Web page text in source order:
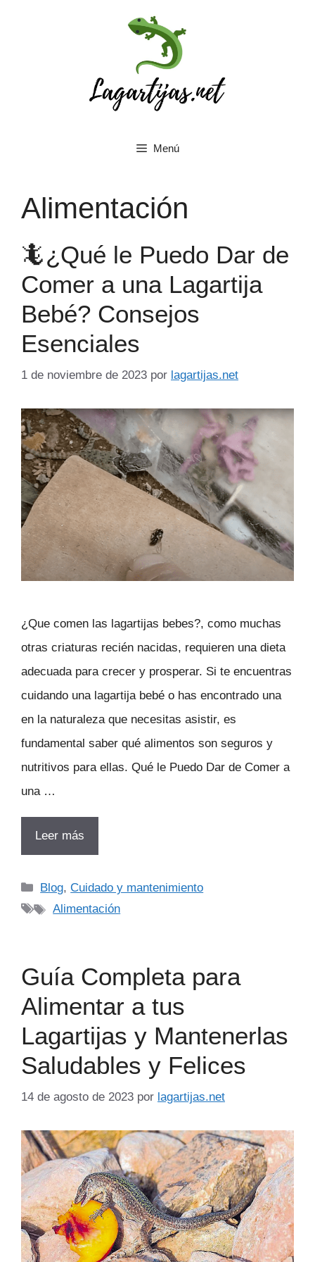
Menú
Alimentación
🦎¿Qué le Puedo Dar de
Comer a una Lagartija
Bebé? Consejos
Esenciales
1 de noviembre de 2023 por lagartijas.net
¿Que comen las lagartijas bebes?, como muchas
otras criaturas recién nacidas, requieren una dieta
adecuada para crecer y prosperar. Si te encuentras
cuidando una lagartija bebé o has encontrado una
en la naturaleza que necesitas asistir, es
fundamental saber qué alimentos son seguros y
nutritivos para ellas. Qué le Puedo Dar de Comer a
una …
Leer más
Categorías
Blog,Cuidado y mantenimiento
Etiquetas
Alimentación
Guía Completa para
Alimentar a tus
Lagartijas y Mantenerlas
Saludables y Felices
14 de agosto de 2023 por lagartijas.net